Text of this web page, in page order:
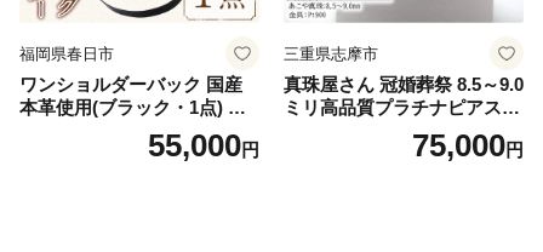
福岡県春日市
ワンショルダーバック 国産
本革使用(ブラック・1点) 鞄
バック バッグ カバン レザー
国産 日本製 牛革 黒 革 革製
55,000円
三重県志摩市
真珠屋さん 冠婚葬祭 8.5～9.0
ミリ高品質プラチナピアス P
t900 志摩産アコヤ真珠 ブラ
ックパール 黒真珠75,000円